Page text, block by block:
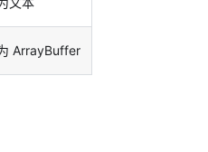
ArrayBuffer